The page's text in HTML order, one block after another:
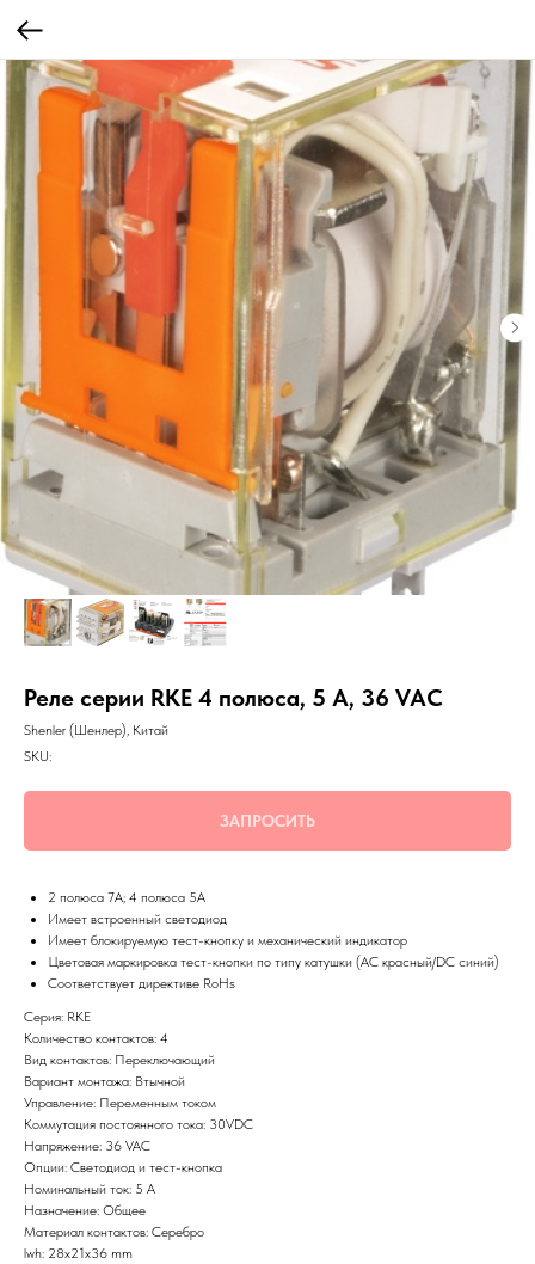
Реле серии RKE 4 полюса, 5 А, 36 VAC
Shenler (Шенлер), Китай
SKU:
ЗАПРОСИТЬ
2 полюса 7A; 4 полюса 5А
Имеет встроенный светодиод
Имеет блокируемую тест-кнопку и механический индикатор
Цветовая маркировка тест-кнопки по типу катушки (AC красный/DC синий)
Соответствует директиве RoHs
Серия: RKE
Количество контактов: 4
Вид контактов: Переключающий
Вариант монтажа: Втычной
Управление: Переменным током
Коммутация постоянного тока: 30VDC
Напряжение: 36 VAC
Опции: Светодиод и тест-кнопка
Номинальный ток: 5 А
Назначение: Общее
Материал контактов: Серебро
lwh: 28x21x36 mm